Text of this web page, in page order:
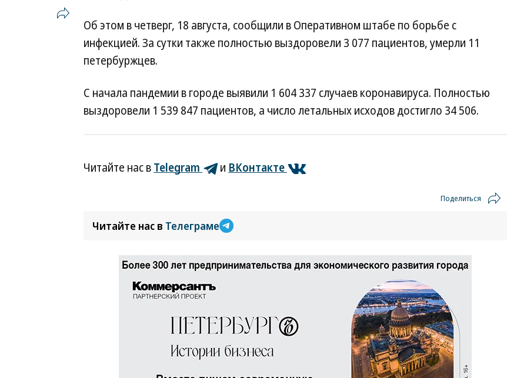
Об этом в четверг, 18 августа, сообщили в Оперативном штабе по борьбе с
инфекцией. За сутки также полностью выздоровели 3 077 пациентов, умерли 11
петербуржцев.
С начала пандемии в городе выявили 1 604 337 случаев коронавируса. Полностью
выздоровели 1 539 847 пациентов, а число летальных исходов достигло 34 506.
Читайте нас вTelegram и ВКонтакте
Поделиться
Читайте нас в Телеграме